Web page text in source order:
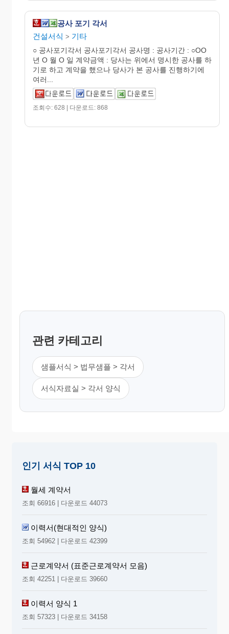
공사 포기 각서
건설서식 > 기타
○ 공사포기각서 공사포기각서 공사명 : 공사기간 : ○OO
년 O 월 O 일 계약금액 : 당사는 위에서 명시한 공사를 하
기로 하고 계약을 했으나 당사가 본 공사를 진행하기에
여러...
조회수: 628 | 다운로드: 868
관련 카테고리
샘플서식 > 법무샘플 > 각서
서식자료실 > 각서 양식
인기 서식 TOP 10
월세 계약서
조회 66916 | 다운로드 44073
이력서(현대적인 양식)
조회 54962 | 다운로드 42399
근로계약서 (표준근로계약서 모음)
조회 42251 | 다운로드 39660
이력서 양식 1
조회 57323 | 다운로드 34158